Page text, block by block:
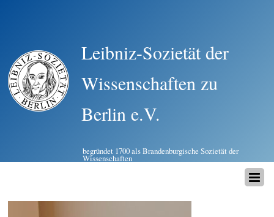
Leibniz-Sozietät der
Wissenschaften zu
Berlin e.V.
begründet 1700 als Brandenburgische Sozietät der
Wissenschaften